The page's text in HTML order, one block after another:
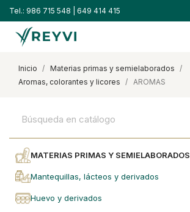
Tel.: 986 715 548 649 414 415
inicio
materias primas y semielaborados
aromas, colorantes y licores
AROMAS
MATERIAS PRIMAS Y SEMIELABORADOS
mantequillas, lácteos y derivados
huevo y derivados